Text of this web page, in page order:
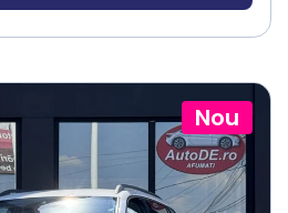
Nou